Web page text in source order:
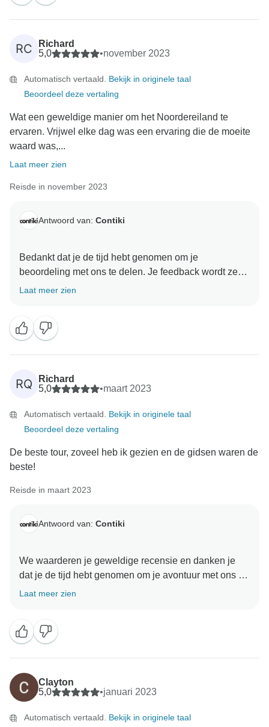
plannen, hebben de sociale reizen van Contiki een
grote mate van flexibiliteit ingebouwd, zodat je echt je
eigen ervaring kunt hebben. Zo laten we verschillende
maaltijden open, zodat je een regio en het culinaire
Free Time Add-Ons voor degenen die meer willen
ontdekken terwijl anderen een bestemming
RC
Richard
5,0
•november 2023
Automatisch vertaald. Bekijk in originele taal
Beoordeel deze vertaling
Wat een geweldige manier om het Noordereiland te
ervaren. Vrijwel elke dag was een ervaring die de moeite
waard was,...
Laat meer zien
Reisde in november 2023
Antwoord van: Contiki
Bedankt dat je de tijd hebt genomen om je
beoordeling met ons te delen. Je feedback wordt zeer
gewaardeerd en we zijn blij te horen dat je een
professionaliteit aan onze klanten, en we zijn blij om
te weten dat ze tijdens je reis aan je verwachtingen
hebben voldaan. We zijn dankbaar voor je vertrouwen
in ons als reispartner en we kijken ernaar uit om je in
Laat meer zien
RQ
Richard
5,0
•maart 2023
Automatisch vertaald. Bekijk in originele taal
Beoordeel deze vertaling
De beste tour, zoveel heb ik gezien en de gidsen waren de
beste!
Reisde in maart 2023
Antwoord van: Contiki
We waarderen je geweldige recensie en danken je
dat je de tijd hebt genomen om je avontuur met ons te
delen. Het is geweldig om te lezen dat ons On Road
reis van te maken. We kijken ernaar uit om je
binnenkort weer te verwelkomen voor je volgende
Laat meer zien
Clayton
5,0
•januari 2023
Automatisch vertaald. Bekijk in originele taal